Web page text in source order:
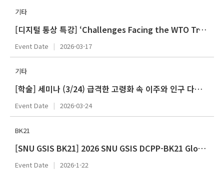
기타
[디지털 통상 특강] ‘Challenges Facing the WTO Trade Regime & Its Dispute Settlement System: Outlook Ahead’ (법무법인 세종 김세진 변호사)
Event Date 2026-03-17
기타
[학술] 세미나 (3/24) 급격한 고령화 속 이주와 인구 다양화: 싱가포르의 도전과 기회
Event Date 2026-03-24
BK21
[SNU GSIS BK21] 2026 SNU GSIS DCPP-BK21 Global Development Forum (GDF)
Event Date 2026-1-22